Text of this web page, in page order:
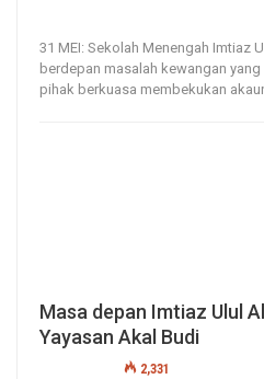
31 MEI: Sekolah Menengah Imtiaz
berdepan masalah kewangan
pihak berkuasa membekukan
Masa depan Imtiaz Ulul
Yayasan Akal Budi
2,331